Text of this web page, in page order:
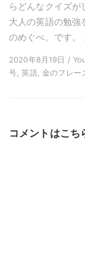
らどんなクイズが
大人の英語の勉
のめぐぺ。です
2020年8月19日 /
号, 英語, 金のフレー
コメントはこち